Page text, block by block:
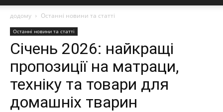
Технології,
фінанси
додому Останні новини та статті
Останні новини та статті
Січень 2026: найкращі
пропозиції на матраци,
техніку та товари для
домашніх тварин